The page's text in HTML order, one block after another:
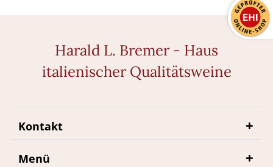
Harald L. Bremer - Haus
italienischer Qualitätsweine
Kontakt
Menü